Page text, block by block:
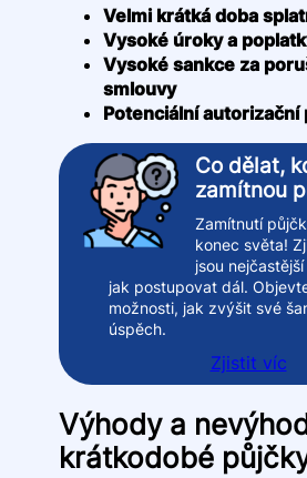
Velmi krátká doba
Vysoké úroky a
Vysoké sankce za
smlouvy
Potenciální autorizační
Co dělat,
zamítnou
Zamítnutí
konec světa!
jsou
jak postupovat dál.
možnosti, jak zvýšit své
úspěch.
Zjistit víc
Výhody a
krátkodobé